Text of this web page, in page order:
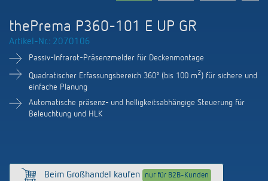
Apps
Referenzen
HEMS
Konformitätserklärungen
Nachhaltigkeit
Engagement
Design
Historie
Vertrieb Deutschland
Vertrieb Weltweit
Ansprechpartner OEM
thePrema P360-101 E UP GR
Artikel-Nr.: 2070106
Passiv-Infrarot-Präsenzmelder für Deckenmontage
Quadratischer Erfassungsbereich 360° (bis 100 m2) für sichere und
einfache Planung
Automatische präsenz- und helligkeitsabhängige Steuerung für
Beleuchtung und HLK
Beim Großhandel kaufen nur für B2B-Kunden